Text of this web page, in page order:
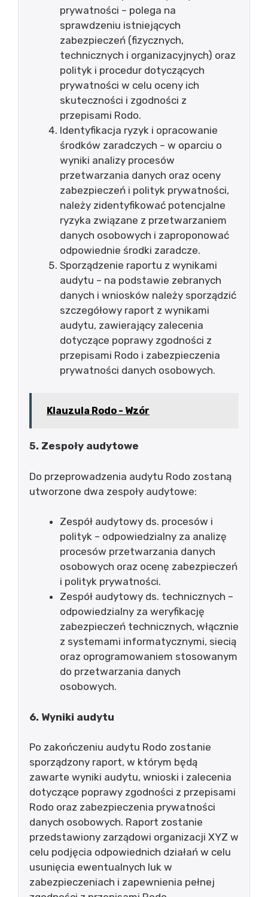
prywatności – polega na
sprawdzeniu istniejących
zabezpieczeń (fizycznych,
technicznych i organizacyjnych) oraz
polityk i procedur dotyczących
prywatności w celu oceny ich
skuteczności i zgodności z
przepisami Rodo.
Identyfikacja ryzyk i opracowanie
środków zaradczych – w oparciu o
wyniki analizy procesów
przetwarzania danych oraz oceny
zabezpieczeń i polityk prywatności,
należy zidentyfikować potencjalne
ryzyka związane z przetwarzaniem
danych osobowych i zaproponować
odpowiednie środki zaradcze.
Sporządzenie raportu z wynikami
audytu – na podstawie zebranych
danych i wniosków należy sporządzić
szczegółowy raport z wynikami
audytu, zawierający zalecenia
dotyczące poprawy zgodności z
przepisami Rodo i zabezpieczenia
prywatności danych osobowych.
Klauzula Rodo - Wzór
5. Zespoły audytowe
Do przeprowadzenia audytu Rodo zostaną
utworzone dwa zespoły audytowe:
Zespół audytowy ds. procesów i
polityk – odpowiedzialny za analizę
procesów przetwarzania danych
osobowych oraz ocenę zabezpieczeń
i polityk prywatności.
Zespół audytowy ds. technicznych –
odpowiedzialny za weryfikację
zabezpieczeń technicznych, włącznie
z systemami informatycznymi, siecią
oraz oprogramowaniem stosowanym
do przetwarzania danych
osobowych.
6. Wyniki audytu
Po zakończeniu audytu Rodo zostanie
sporządzony raport, w którym będą
zawarte wyniki audytu, wnioski i zalecenia
dotyczące poprawy zgodności z przepisami
Rodo oraz zabezpieczenia prywatności
danych osobowych. Raport zostanie
przedstawiony zarządowi organizacji XYZ w
celu podjęcia odpowiednich działań w celu
usunięcia ewentualnych luk w
zabezpieczeniach i zapewnienia pełnej